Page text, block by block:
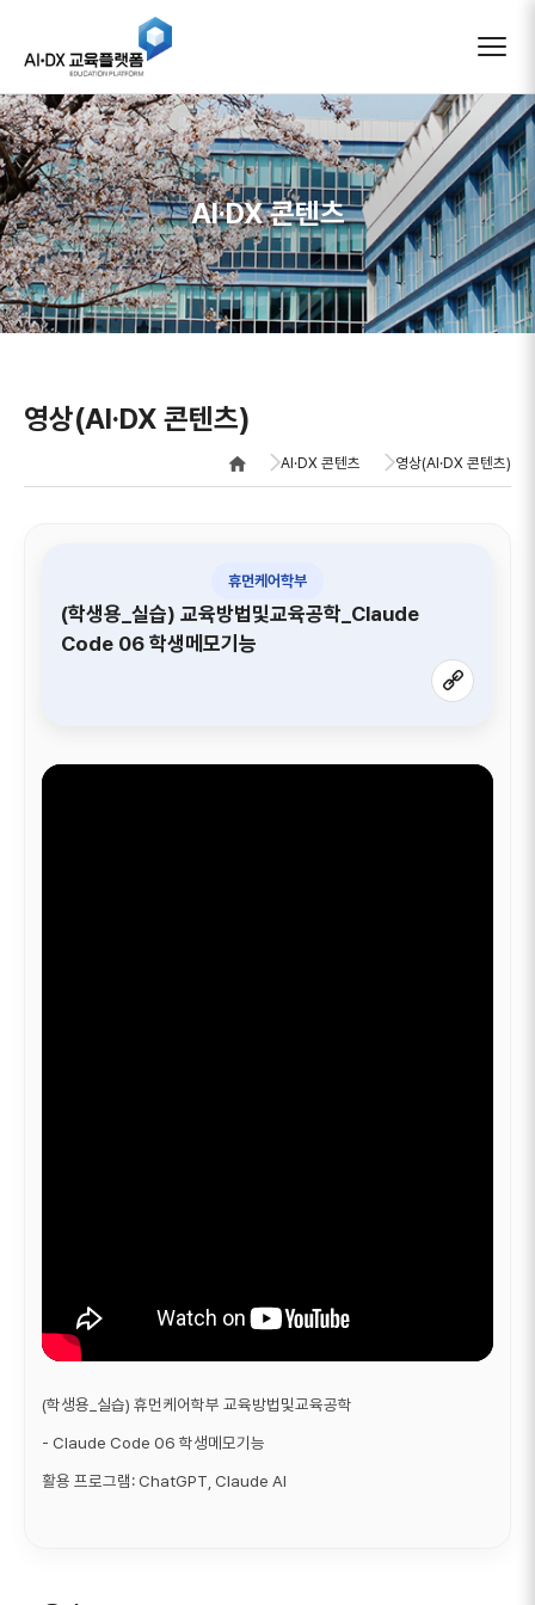
AIDX 교육플랫폼
AI·DX 콘텐츠
영상(AI·DX 콘텐츠)
AI·DX 콘텐츠 영상(AI·DX 콘텐츠)
휴먼케어학부
(학생용_실습) 교육방법및교육공학_Claude
Code 06 학생메모기능
(학생용_실습) 휴먼케어학부 교육방법및교육공학
- Claude Code 06 학생메모기능
활용 프로그램: ChatGPT, Claude AI